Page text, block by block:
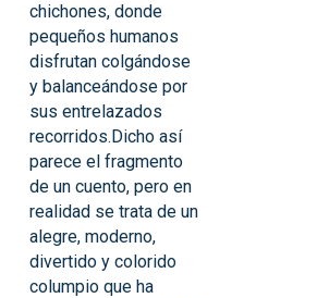
chichones, donde
pequeños humanos
disfrutan colgándose
y balanceándose por
sus entrelazados
recorridos.Dicho así
parece el fragmento
de un cuento, pero en
realidad se trata de un
alegre, moderno,
divertido y colorido
columpio que ha